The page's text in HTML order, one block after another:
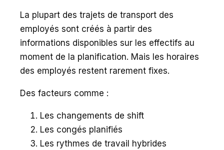
La plupart des trajets de transport des
employés sont créés à partir des
informations disponibles sur les effectifs au
moment de la planification. Mais les horaires
des employés restent rarement fixes.
Des facteurs comme :
Les changements de shift
Les congés planifiés
Les rythmes de travail hybrides